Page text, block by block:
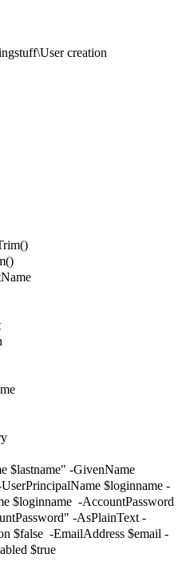
creation
$lastname" -GivenName
$loginname -
$loginname -AccountPassword
-AsPlainText -
$false -EmailAddress $email -
$true